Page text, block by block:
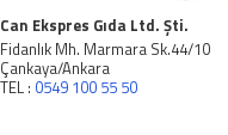
Can Ekspres Gıda Ltd. Şti.
Fidanlık Mh. Marmara Sk.44/10
Çankaya/Ankara
TEL : 0549 100 55 50